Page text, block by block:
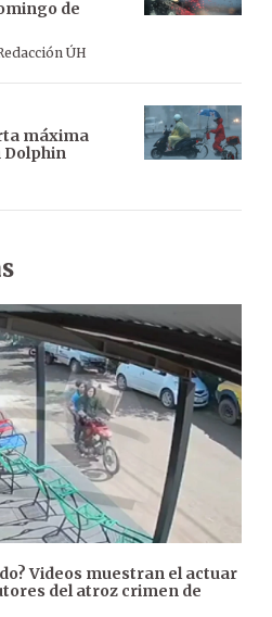
de
ÚH
máxima
Dolphin
Videos muestran el actuar
del atroz crimen de